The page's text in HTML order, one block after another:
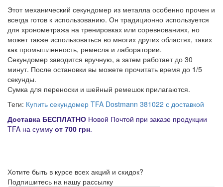
Этот механический секундомер из металла особенно прочен и
всегда готов к использованию. Он традиционно используется
для хронометража на тренировках или соревнованиях, но
может также использоваться во многих других областях, таких
как промышленность, ремесла и лаборатории.
Секундомер заводится вручную, а затем работает до 30
минут. После остановки вы можете прочитать время до 1/5
секунды.
Сумка для переноски и шейный ремешок прилагаются.
Теги: Купить секундомер TFA Dostmann 381022 с доставкой
Доставка БЕСПЛАТНО Новой Почтой при заказе продукции
TFA на сумму от 700 грн.
Хотите быть в курсе всех акций и скидок?
Подпишитесь на нашу рассылку